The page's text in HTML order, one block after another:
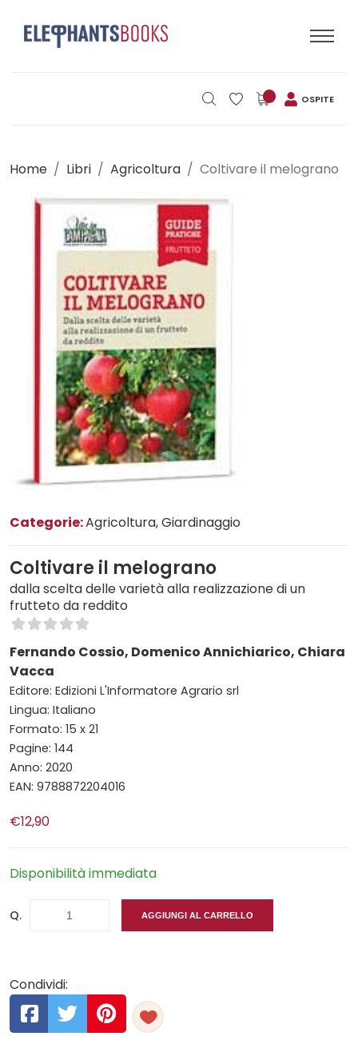
OSPITE
Home Libri Agricoltura Coltivare il melograno
Categorie:Agricoltura, Giardinaggio
Coltivare il melograno
dalla scelta delle varietà alla realizzazione di un
frutteto da reddito
Fernando Cossio, Domenico Annichiarico, Chiara
Vacca
Editore: Edizioni L'Informatore Agrario srl
Lingua: Italiano
Formato: 15 x 21
Pagine: 144
Anno: 2020
EAN: 9788872204016
€12,90
Disponibilità immediata
Q. AGGIUNGI AL CARRELLO
Condividi: